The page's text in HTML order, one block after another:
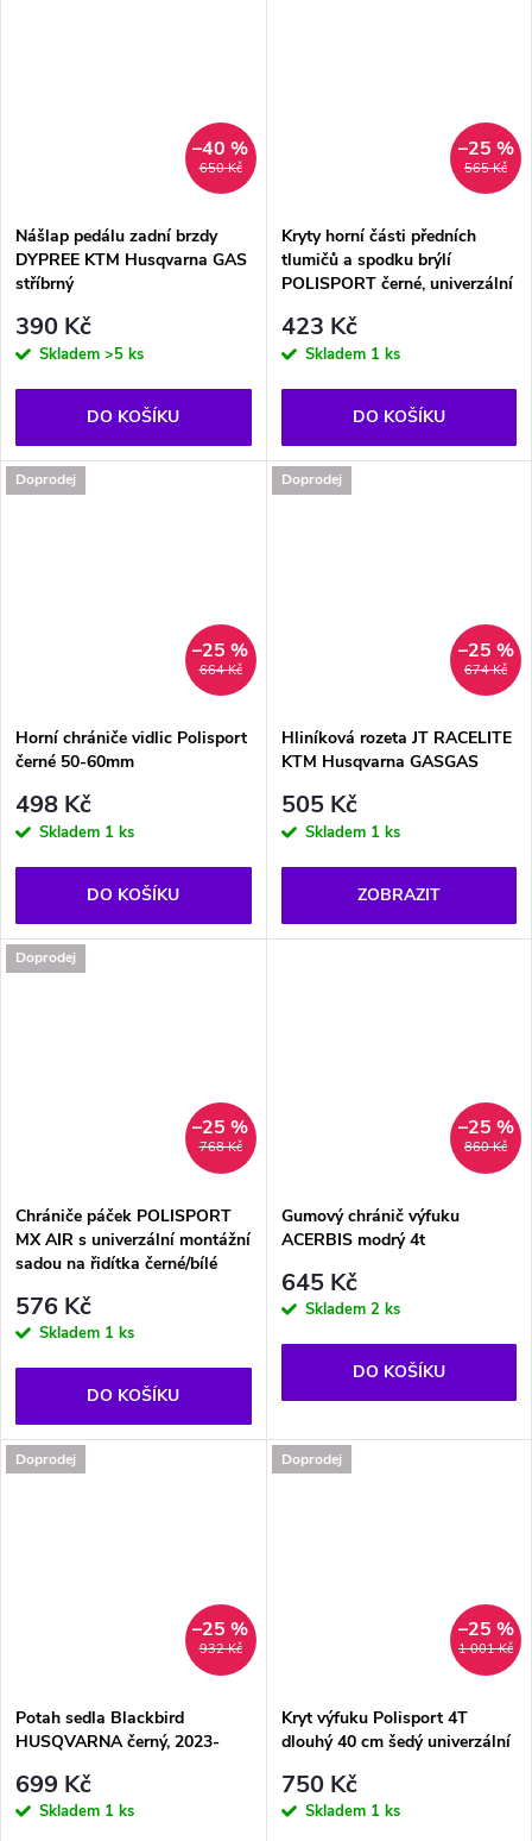
650 Kč
–40 %
Nášlap pedálu zadní brzdy
DYPREE KTM Husqvarna GAS
stříbrný
390 Kč
Skladem >5 ks
DO KOŠÍKU
565 Kč
–25 %
Kryty horní části předních
tlumičů a spodku brýlí
POLISPORT černé, univerzální
423 Kč
Skladem 1 ks
DO KOŠÍKU
Doprodej
664 Kč
–25 %
Horní chrániče vidlic Polisport
černé 50-60mm
498 Kč
Skladem 1 ks
DO KOŠÍKU
Doprodej
674 Kč
–25 %
Hliníková rozeta JT RACELITE
KTM Husqvarna GASGAS
505 Kč
Skladem 1 ks
ZOBRAZIT
Doprodej
768 Kč
–25 %
Chrániče páček POLISPORT
MX AIR s univerzální montážní
sadou na řidítka černé/bílé
576 Kč
Skladem 1 ks
DO KOŠÍKU
860 Kč
–25 %
Gumový chránič výfuku
ACERBIS modrý 4t
645 Kč
Skladem 2 ks
DO KOŠÍKU
Doprodej
932 Kč
–25 %
Potah sedla Blackbird
HUSQVARNA černý, 2023-
699 Kč
Skladem 1 ks
Doprodej
1 001 Kč
–25 %
Kryt výfuku Polisport 4T
dlouhý 40 cm šedý univerzální
750 Kč
Skladem 1 ks